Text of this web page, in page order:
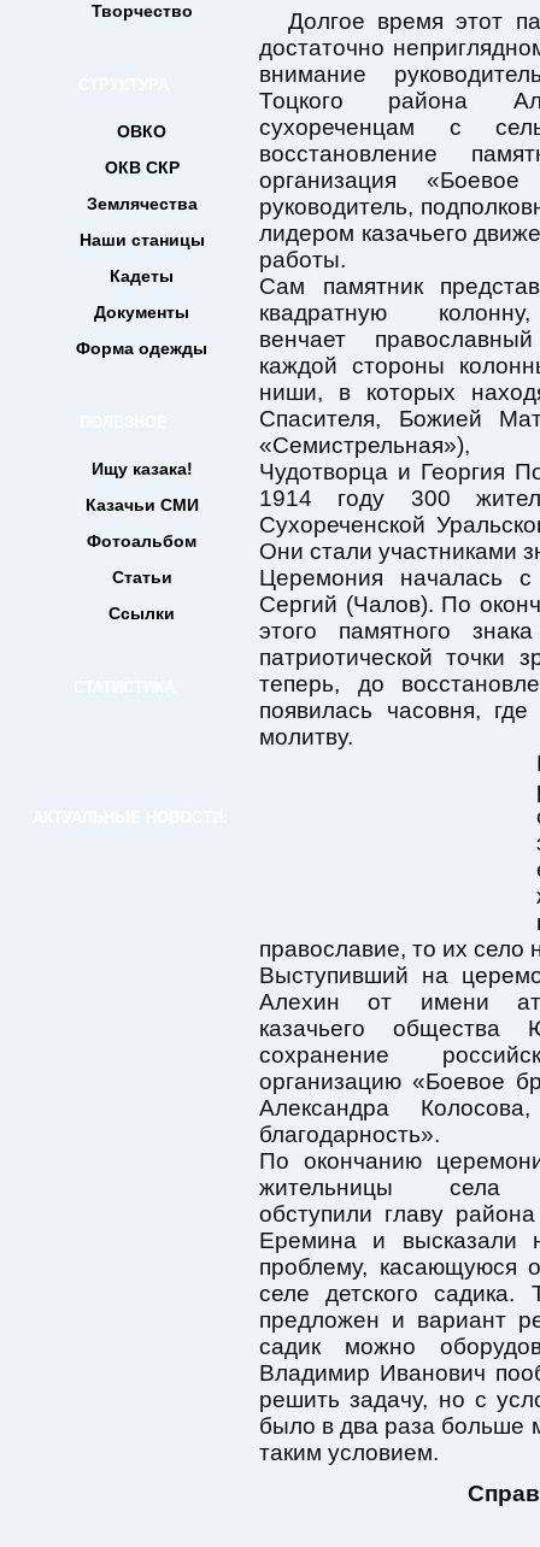
Творчество
ОВКО
ОКВ СКР
Землячества
Наши станицы
Кадеты
Документы
Форма одежды
Ищу казака!
Казачьи СМИ
Фотоальбом
Статьи
Ссылки
Долгое время этот
достаточно
внимание
Тоцкого района
сухореченцам с
восстановление
организация
руководитель,
лидером казачьего
работы.
Сам памятник
квадратную
венчает
каждой стороны
ниши, в которых
Спасителя, Божией
Чудотворца и Георгия
1914 году 300
Сухореченской
Они стали участниками
Церемония началась
Сергий (Чалов). По
этого памятного
патриотической точки
теперь, до
появилась часовня,
молитву.
православие, то их село
Выступивший на
Алехин от имени
казачьего общества
сохранение
организацию «Боевое
Александра
благодарность».
По окончанию
жительницы села
обступили главу
Еремина и высказали
проблему, касающуюся
селе детского
предложен и вариант
садик можно
Владимир Иванович
решить задачу, но с
было в два раза больше
таким условием.